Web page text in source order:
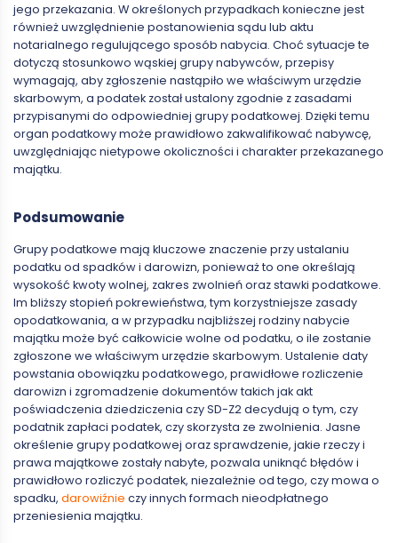
jego przekazania. W określonych przypadkach konieczne jest
również uwzględnienie postanowienia sądu lub aktu
notarialnego regulującego sposób nabycia. Choć sytuacje te
dotyczą stosunkowo wąskiej grupy nabywców, przepisy
wymagają, aby zgłoszenie nastąpiło we właściwym urzędzie
skarbowym, a podatek został ustalony zgodnie z zasadami
przypisanymi do odpowiedniej grupy podatkowej. Dzięki temu
organ podatkowy może prawidłowo zakwalifikować nabywcę,
uwzględniając nietypowe okoliczności i charakter przekazanego
majątku.
Podsumowanie
Grupy podatkowe mają kluczowe znaczenie przy ustalaniu
podatku od spadków i darowizn, ponieważ to one określają
wysokość kwoty wolnej, zakres zwolnień oraz stawki podatkowe.
Im bliższy stopień pokrewieństwa, tym korzystniejsze zasady
opodatkowania, a w przypadku najbliższej rodziny nabycie
majątku może być całkowicie wolne od podatku, o ile zostanie
zgłoszone we właściwym urzędzie skarbowym. Ustalenie daty
powstania obowiązku podatkowego, prawidłowe rozliczenie
darowizn i zgromadzenie dokumentów takich jak akt
poświadczenia dziedziczenia czy SD-Z2 decydują o tym, czy
podatnik zapłaci podatek, czy skorzysta ze zwolnienia. Jasne
określenie grupy podatkowej oraz sprawdzenie, jakie rzeczy i
prawa majątkowe zostały nabyte, pozwala uniknąć błędów i
prawidłowo rozliczyć podatek, niezależnie od tego, czy mowa o
spadku, darowiźnie czy innych formach nieodpłatnego
przeniesienia majątku.